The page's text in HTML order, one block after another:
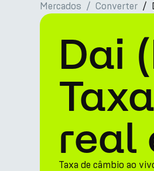
Produtos
Mercados
PARK Token
Recursos
Empresa
Mercados Converter
Dai
real
Taxa de câmbio ao